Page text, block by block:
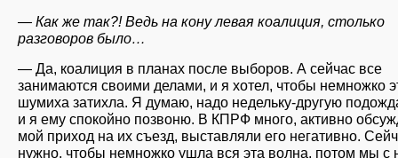
— Как же так?! Ведь на кону левая коалиция, столько
разговоров было…
— Да, коалиция в планах после выборов. А сейчас все
занимаются своими делами, и я хотел, чтобы немножко
шумиха затихла. Я думаю, надо недельку-другую
и я ему спокойно позвоню. В КПРФ много, активно
мой приход на их съезд, выставляли его негативно.
нужно, чтобы немножко ушла вся эта волна, потом мы с